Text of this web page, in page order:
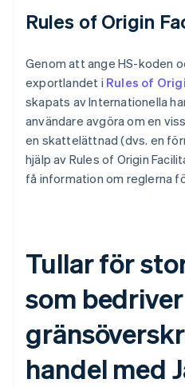
Rules of Origin
Genom att ange HS-koden
exportlandet i Rules of
skapats av Internationella
användare avgöra om en
en skattelättnad (dvs. en
hjälp av Rules of Origin
få information om reglerna
Tullar för
som bedriver
handel med